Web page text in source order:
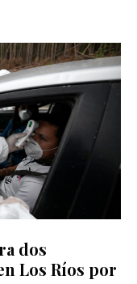
dos
Los Ríos por